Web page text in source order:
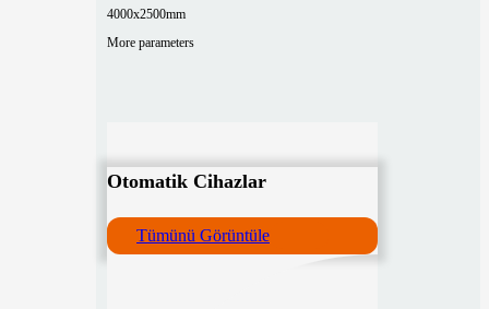
4000x2500mm
More parameters
Otomatik Cihazlar
Tümünü Görüntüle